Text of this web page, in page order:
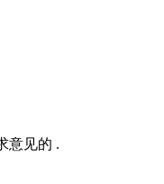
意见的 .